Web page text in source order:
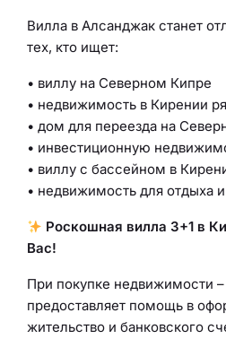
Вилла в Алсанджак станет
тех, кто ищет:
• виллу на Северном Кипре
• недвижимость в Кирении
• дом для переезда на
• инвестиционную
• виллу с бассейном в
• недвижимость для отдыха
Роскошная вилла 3+1 в
Вас!
При покупке недвижимости –
предоставляет помощь в
жительство и банковского